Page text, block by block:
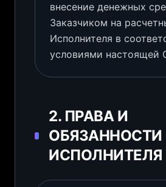
внесение денежных
Заказчиком на
Исполнителя в
условиями настоящей
2. ПРАВА И
ОБЯЗАННОСТИ
ИСПОЛНИТЕЛЯ